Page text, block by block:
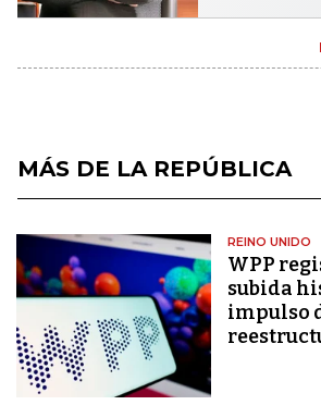
MÁS DE LA REPÚBLICA
REINO UNIDO
WPP
subida
impulso